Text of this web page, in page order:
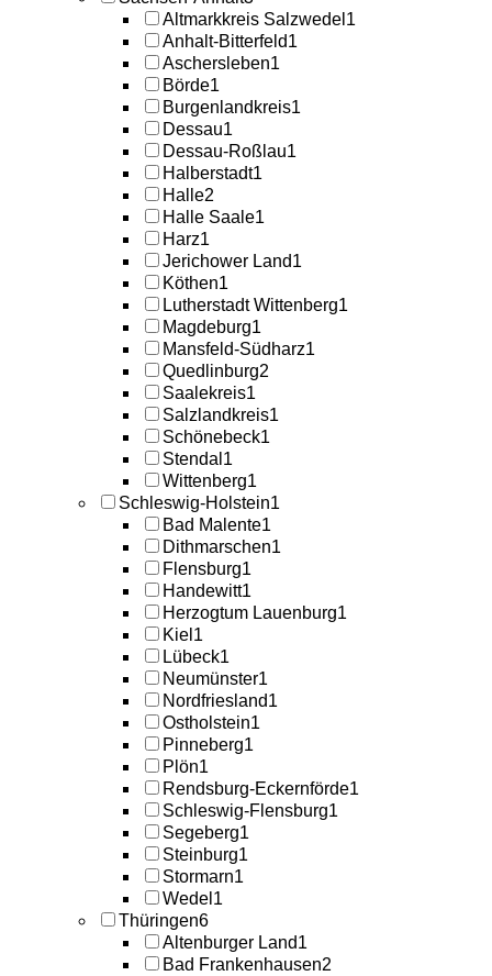
Altmarkkreis Salzwedel 1
Anhalt-Bitterfeld1
Aschersleben1
Börde1
Burgenlandkreis1
Dessau1
Dessau-Roßlau1
Halberstadt1
Halle2
Halle Saale1
Harz1
Jerichower Land1
Köthen1
Lutherstadt Wittenberg1
Magdeburg1
Mansfeld-Südharz1
Quedlinburg2
Saalekreis1
Salzlandkreis1
Schönebeck1
Stendal 1
Wittenberg1
Schleswig-Holstein1
Bad Malente1
Dithmarschen1
Flensburg1
Handewitt1
Herzogtum Lauenburg1
Kiel 1
Lübeck1
Neumünster1
Nordfriesland1
Ostholstein1
Pinneberg1
Plön1
Rendsburg-Eckernförde1
Schleswig-Flensburg1
Segeberg1
Steinburg1
Stormarn1
Wedel 1
Thüringen6
Altenburger Land1
Bad Frankenhausen2